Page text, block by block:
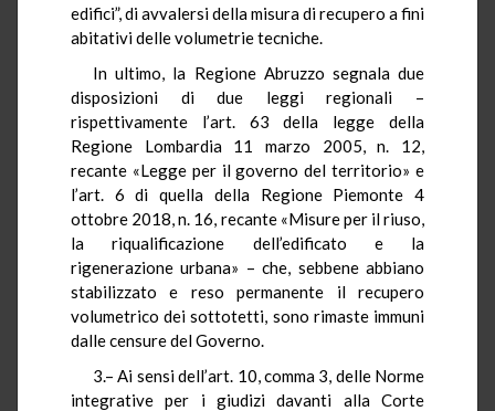
edifici”, di avvalersi della misura di recupero a fini
abitativi delle volumetrie tecniche.
In ultimo, la Regione Abruzzo segnala due
disposizioni di due leggi regionali –
rispettivamente l’art. 63 della legge della
Regione Lombardia 11 marzo 2005, n. 12,
recante «Legge per il governo del territorio» e
l’art. 6 di quella della Regione Piemonte 4
ottobre 2018, n. 16, recante «Misure per il riuso,
la riqualificazione dell’edificato e la
rigenerazione urbana» – che, sebbene abbiano
stabilizzato e reso permanente il recupero
volumetrico dei sottotetti, sono rimaste immuni
dalle censure del Governo.
3.– Ai sensi dell’art. 10, comma 3, delle Norme
integrative per i giudizi davanti alla Corte